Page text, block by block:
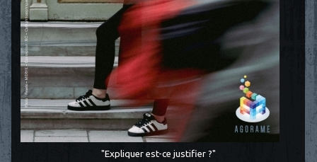
"Expliquer est-ce justifier ?"